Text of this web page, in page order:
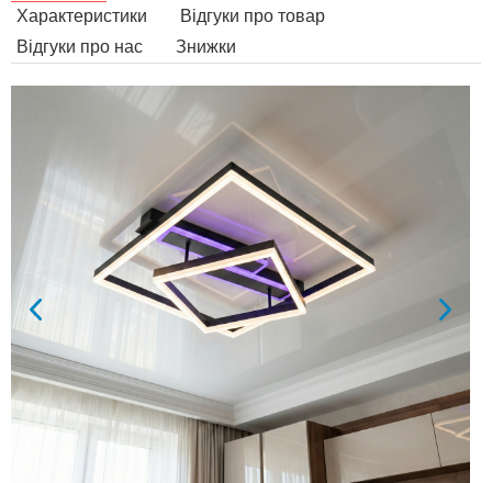
Характеристики
Відгуки про товар
Відгуки про нас
Знижки